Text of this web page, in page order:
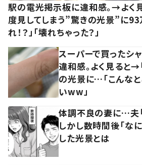
駅の電光掲示板に違和感。→よ
度見してしまう”驚きの光景”に93
れ！？」「壊れちゃった？」
スーパーで買ったシ
違和感。よく見ると→
の光景に…「こんなと
いww」
体調不良の妻に…夫
しかし数時間後「な
した光景とは